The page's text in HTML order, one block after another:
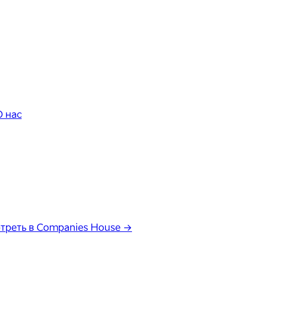
нас
в Companies House →